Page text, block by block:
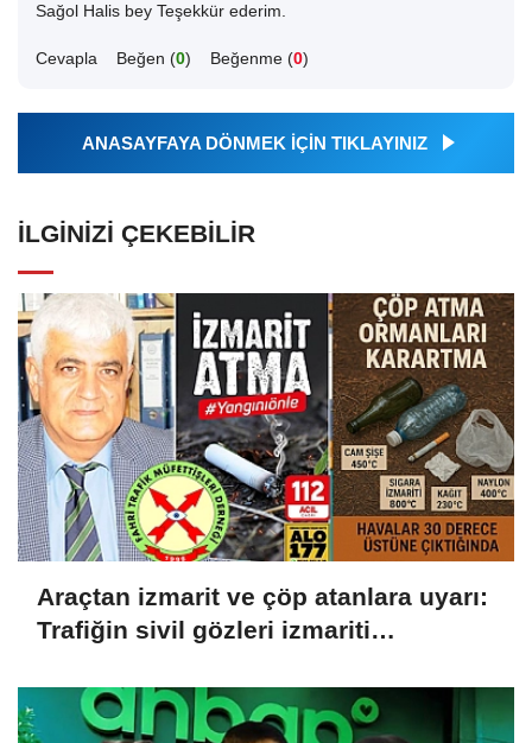
Sağol Halis bey Teşekkür ederim.
Cevapla Beğen (0) Beğenme (0)
ANASAYFAYA DÖNMEK İÇİN TIKLAYINIZ
İLGINIZI ÇEKEBILIR
Araçtan izmarit ve çöp atanlara uyarı:
Trafiğin sivil gözleri izmariti